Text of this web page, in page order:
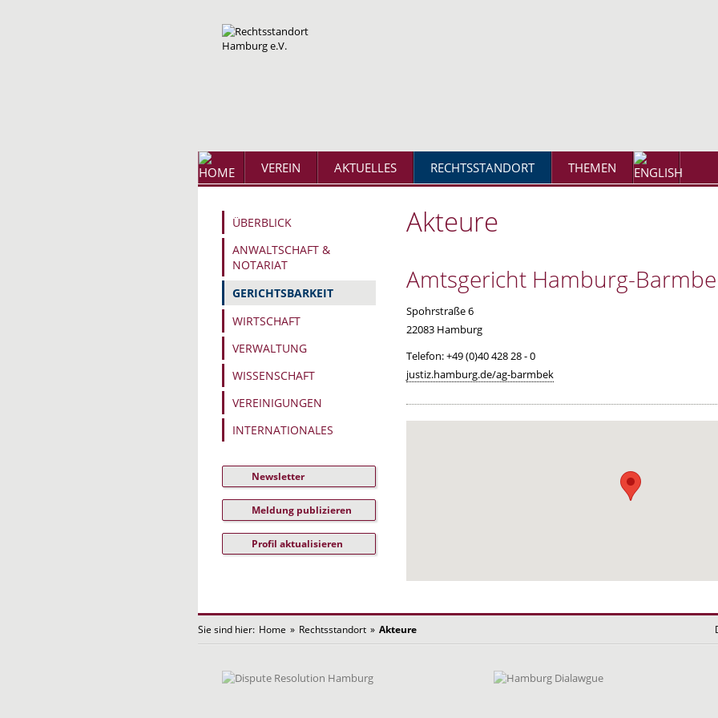
VEREIN AKTUELLES RECHTSSTANDORT THEMEN
ÜBERBLICK
ANWALTSCHAFT &
NOTARIAT
GERICHTSBARKEIT
WIRTSCHAFT
VERWALTUNG
WISSENSCHAFT
VEREINIGUNGEN
INTERNATIONALES
Newsletter
Meldung publizieren
Profil aktualisieren
Akteure
Amtsgericht Hamburg-
Spohrstraße 6
22083 Hamburg
Telefon:+49 (0)40 428 28 - 0
justiz.hamburg.de/ag-barmbek
Sie sind hier: Home » Rechtsstandort » Akteure